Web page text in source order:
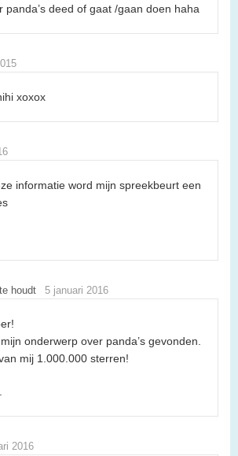
panda’s deed of gaat /gaan doen haha
xoxox
informatie word mijn spreekbeurt een
houdt 5 januari 2016
onderwerp over panda’s gevonden.
mij 1.000.000 sterren!
2016